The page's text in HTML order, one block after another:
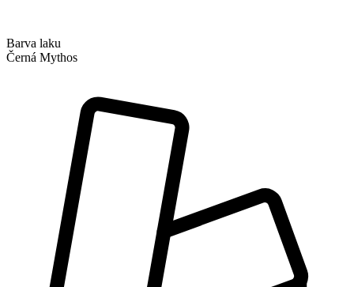
Barva laku
Černá Mythos